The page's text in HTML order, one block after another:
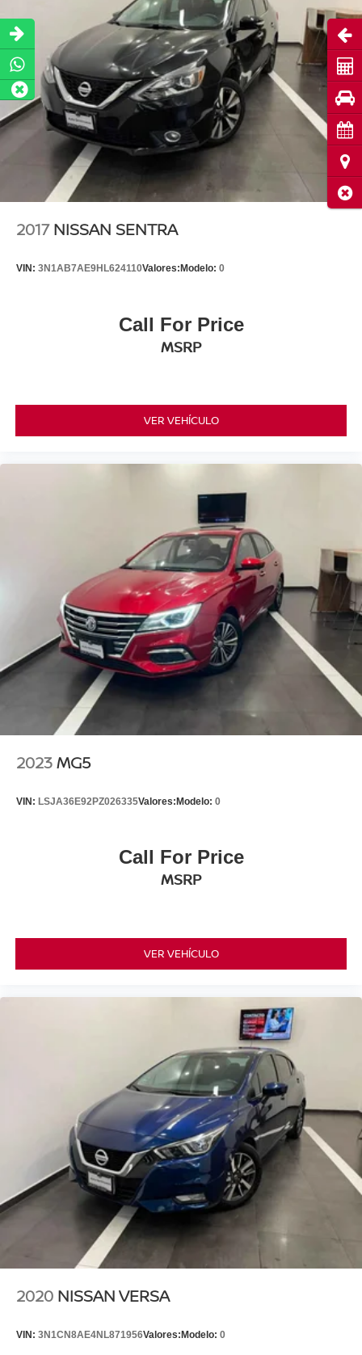
2017 NISSAN SENTRA
VIN: 3N1AB7AE9HL624110Valores: Modelo: 0
Call For Price
MSRP
VER VEHÍCULO
2023MG5
VIN: LSJA36E92PZ026335Valores: Modelo: 0
Call For Price
MSRP
VER VEHÍCULO
2020 NISSAN VERSA
VIN: 3N1CN8AE4NL871956Valores: Modelo: 0